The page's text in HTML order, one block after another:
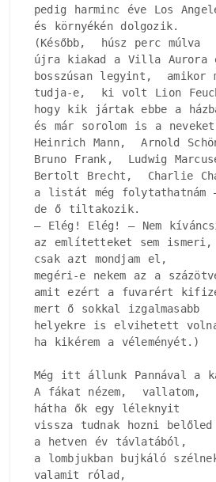
pedig harminc éve Los
és környékén dolgozik.
(Később,  húsz perc múlva
újra kiakad a Villa
bosszúsan legyint,  amikor
tudja-e,  ki volt Lion
hogy kik jártak ebbe a
és már sorolom is a
Heinrich Mann,  Arnold
Bruno Frank,  Ludwig
Bertolt Brecht,  Charlie
a listát még
de ő tiltakozik.
– Elég! Elég! – Nem
az említetteket sem ismeri,
csak azt mondjam el,
megéri-e nekem az a
amit ezért a fuvarért
mert ő sokkal izgalmasabb
helyekre is elvihetett
ha kikérem a véleményét.)
Még itt állunk Pannával a
A fákat nézem,  vallatom,
hátha ők egy léleknyit
vissza tudnak hozni belőled
a hetven év távlatából,
a lombjukban bujkáló
valamit rólad,